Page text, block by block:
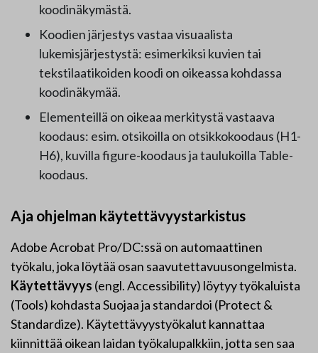
koodinäkymästä.
Koodien järjestys vastaa visuaalista
lukemisjärjestystä: esimerkiksi kuvien tai
tekstilaatikoiden koodi on oikeassa kohdassa
koodinäkymää.
Elementeillä on oikeaa merkitystä vastaava
koodaus: esim. otsikoilla on otsikkokoodaus (H1-
H6), kuvilla figure-koodaus ja taulukoilla Table-
koodaus.
Aja ohjelman käytettävyystarkistus
Adobe Acrobat Pro/DC:ssä on automaattinen
työkalu, joka löytää osan saavutettavuusongelmista.
Käytettävyys (engl. Accessibility) löytyy työkaluista
(Tools) kohdasta Suojaa ja standardoi (Protect &
Standardize). Käytettävyystyökalut kannattaa
kiinnittää oikean laidan työkalupalkkiin, jotta sen saa